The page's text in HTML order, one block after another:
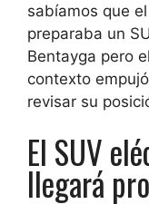
sabíamos que
preparaba un
Bentayga pero
contexto
revisar su
El SUV
llegará